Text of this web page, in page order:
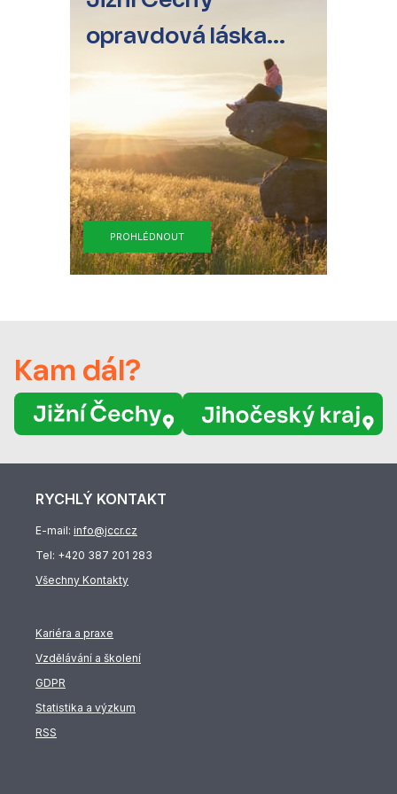
opravdová láska...
PROHLÉDNOUT
Kam dál?
RYCHLÝ KONTAKT
E-mail: info@jccr.cz
Tel: +420 387 201 283
Všechny Kontakty
Kariéra a praxe
Vzdělávání a školení
GDPR
Statistika a výzkum
RSS